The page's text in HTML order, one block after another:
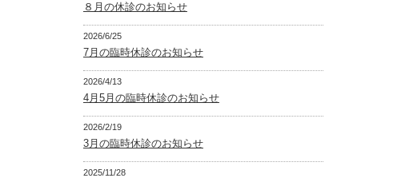
８月の休診のお知らせ
2026/6/25
7月の臨時休診のお知らせ
2026/4/13
4月5月の臨時休診のお知らせ
2026/2/19
3月の臨時休診のお知らせ
2025/11/28